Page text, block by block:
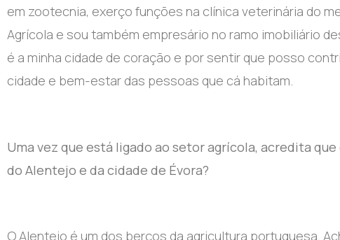
em zootecnia, exerço funções na clínica veterinária do
Agrícola e sou também empresário no ramo imobiliário
é a minha cidade de coração e por sentir que posso
cidade e bem-estar das pessoas que cá habitam.
Uma vez que está ligado ao setor agrícola, acredita
do Alentejo e da cidade de Évora?
O Alentejo é um dos berços da agricultura portuguesa.